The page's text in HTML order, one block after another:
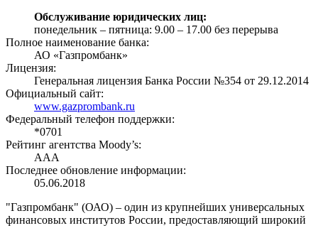
Обслуживание юридических лиц:
понедельник – пятница: 9.00 – 17.00 без перерыва
Полное наименование банка:
АО «Газпромбанк»
Лицензия:
Генеральная лицензия Банка России №354 от 29.12.2014
Официальный сайт:
www.gazprombank.ru
Федеральный телефон поддержки:
*0701
Рейтинг агентства Moody’s:
AAA
Последнее обновление информации:
05.06.2018
"Газпромбанк" (ОАО) – один из крупнейших универсальных
финансовых институтов России, предоставляющий широкий